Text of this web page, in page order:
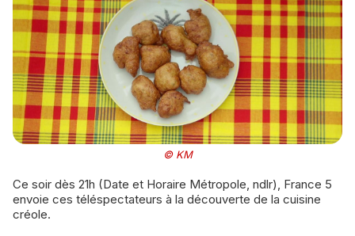
© KM
Ce soir dès 21h (Date et Horaire Métropole, ndlr), France 5
envoie ces téléspectateurs à la découverte de la cuisine
créole.